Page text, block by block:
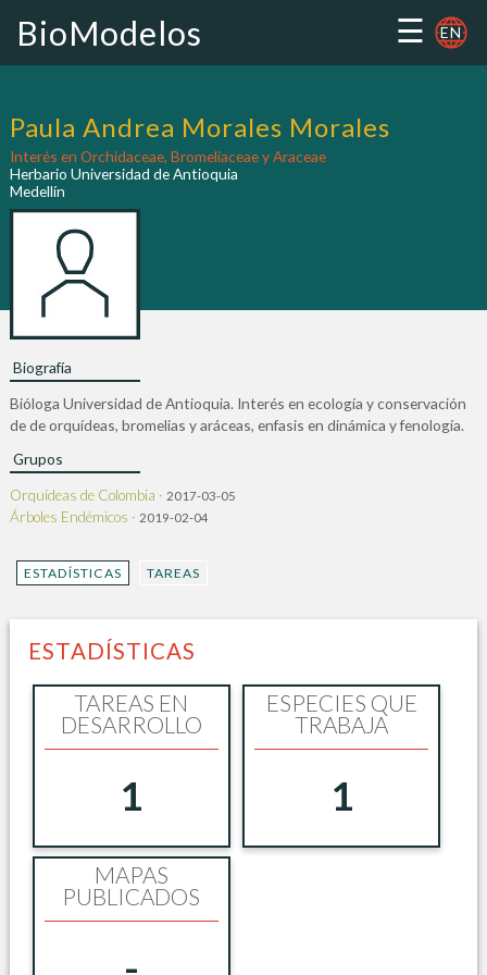
BioModelos ☰ EN
Paula Andrea Morales Morales
Interés en Orchidaceae, Bromeliaceae y Araceae
Herbario Universidad de Antioquia
Medellín
Biografía
Bióloga Universidad de Antioquia. Interés en ecología y conservación
de de orquídeas, bromelias y aráceas, enfasis en dinámica y fenología.
Grupos
Orquídeas de Colombia · 2017-03-05
Árboles Endémicos · 2019-02-04
ESTADÍSTICAS TAREAS
ESTADÍSTICAS
TAREAS EN
DESARROLLO
1
ESPECIES QUE
TRABAJA
1
MAPAS
PUBLICADOS